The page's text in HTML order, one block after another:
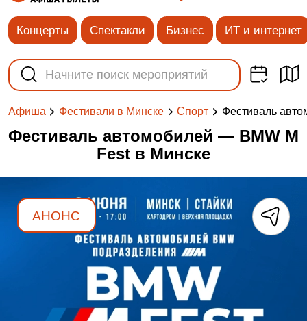
Концерты Спектакли Бизнес ИТ и интернет
Афиша Фестивали в Минске Спорт Фестиваль
Фестиваль автомобилей — BMW M
Fest в Минске
АНОНС